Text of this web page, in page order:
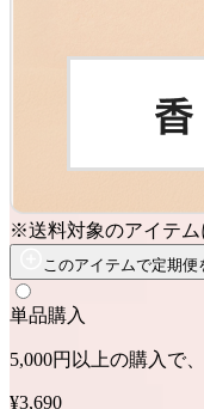
※送料対象のアイテム
このアイテムで定期便
単品購入
5,000円以上の購入で
¥3,690